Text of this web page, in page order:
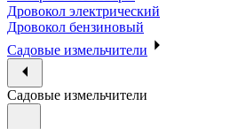
Дровокол электрический
Дровокол бензиновый
Садовые измельчители
Садовые измельчители